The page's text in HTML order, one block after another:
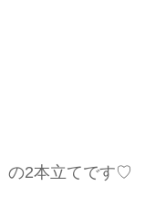
の2本立てです♡